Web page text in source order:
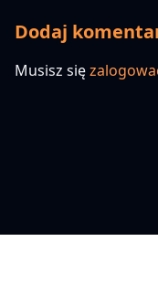
Dodaj
Musisz się